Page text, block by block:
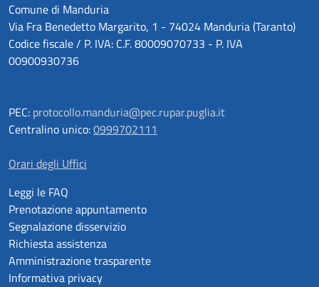
Comune di Manduria
Via Fra Benedetto Margarito, 1 - 74024 Manduria (Taranto)
Codice fiscale / P. IVA: C.F. 80009070733 - P. IVA
00900930736
PEC: protocollo.manduria@pec.rupar.puglia.it
Centralino unico:0999702111
Orari degli Uffici
Leggi le FAQ
Prenotazione appuntamento
Segnalazione disservizio
Richiesta assistenza
Amministrazione trasparente
Informativa privacy